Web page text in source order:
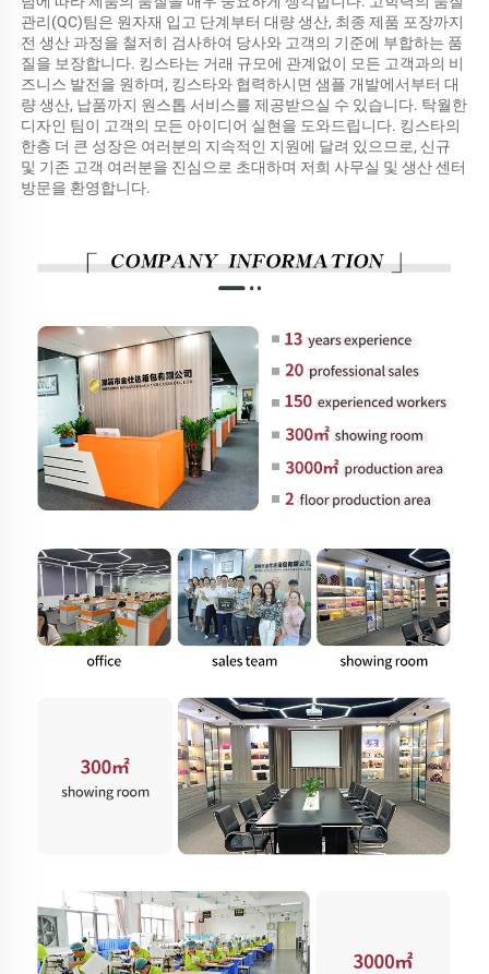
관리(QC)팀은 원자재 입고 단계부터 대량 생산, 최종 제품 포장까지
전 생산 과정을 철저히 검사하여 당사와 고객의 기준에 부합하는 품
질을 보장합니다. 킹스타는 거래 규모에 관계없이 모든 고객과의 비
즈니스 발전을 원하며, 킹스타와 협력하시면 샘플 개발에서부터 대
량 생산, 납품까지 원스톱 서비스를 제공받으실 수 있습니다. 탁월한
디자인 팀이 고객의 모든 아이디어 실현을 도와드립니다. 킹스타의
한층 더 큰 성장은 여러분의 지속적인 지원에 달려 있으므로, 신규
및 기존 고객 여러분을 진심으로 초대하며 저희 사무실 및 생산 센터
방문을 환영합니다.